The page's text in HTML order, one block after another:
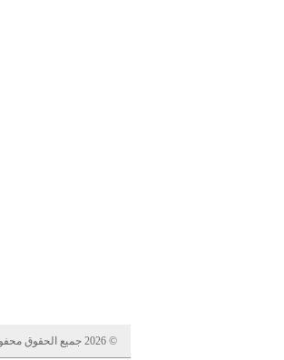
© 2026 جميع الحقوق محفوظة لـ وكالة أنباء الروهنجيا